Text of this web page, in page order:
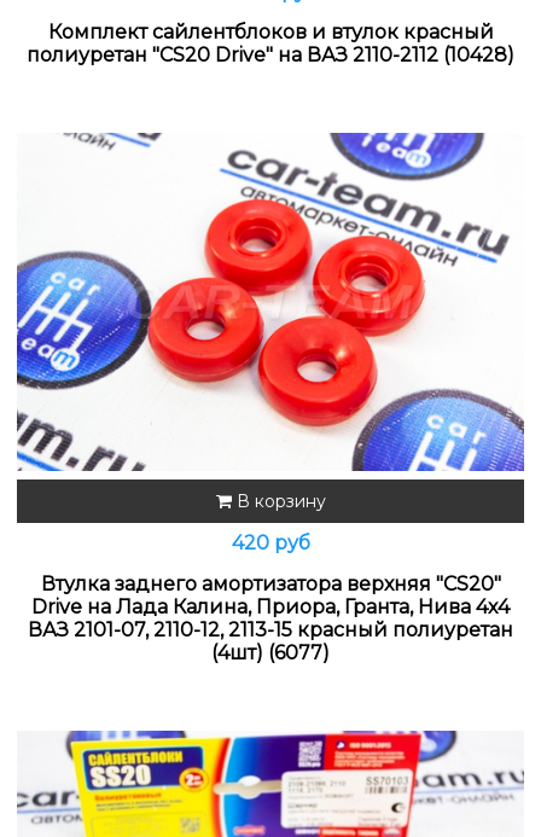
Комплект сайлентблоков и втулок красный
полиуретан "CS20 Drive" на ВАЗ 2110-2112 (10428)
В корзину
420 руб
Втулка заднего амортизатора верхняя "CS20"
Drive на Лада Калина, Приора, Гранта, Нива 4х4
ВАЗ 2101-07, 2110-12, 2113-15 красный полиуретан
(4шт) (6077)